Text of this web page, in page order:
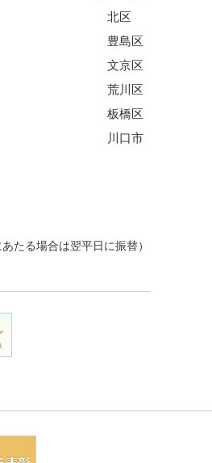
北区
豊島区
文京区
荒川区
板橋区
川口市
あたる場合は翌平日に振替）